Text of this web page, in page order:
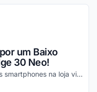
um Baixo
30 Neo!
Descontos imperdíveis em diversos smartphones na loja virtual, incluindo o Moto Edge 30 Neo. Confira!